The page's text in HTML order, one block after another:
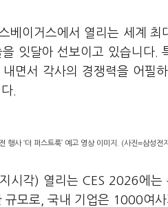
베이거스에서 열리는 세계 최
잇달아 선보이고 있습니다
면서 각사의 경쟁력을 어필
.
행사 ‘더 퍼스트룩’ 예고 영상 이미지. (사진=삼성전
시각) 열리는 CES 2026에
모로, 국내 기업은 1000여